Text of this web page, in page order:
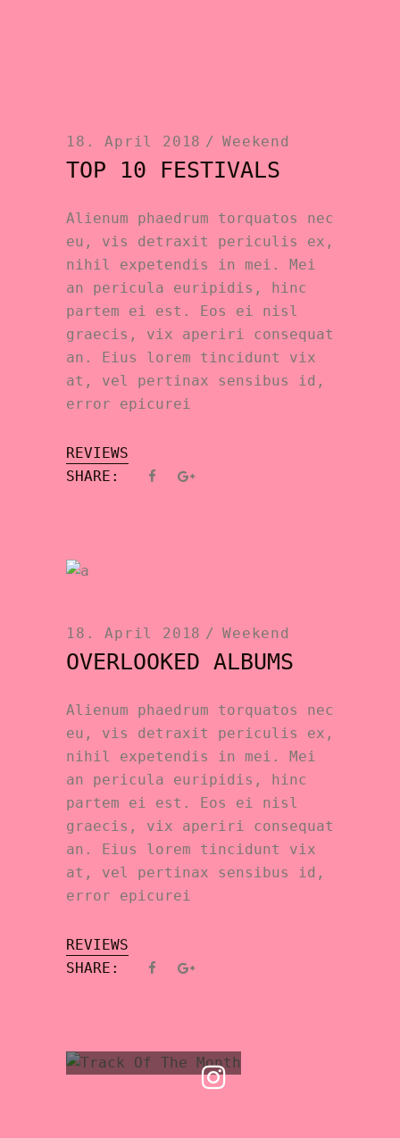
18. April 2018 Weekend
TOP 10 FESTIVALS
Alienum phaedrum torquatos nec
eu, vis detraxit periculis ex,
nihil expetendis in mei. Mei
an pericula euripidis, hinc
partem ei est. Eos ei nisl
graecis, vix aperiri consequat
an. Eius lorem tincidunt vix
at, vel pertinax sensibus id,
error epicurei
REVIEWS
SHARE:
18. April 2018 Weekend
OVERLOOKED ALBUMS
Alienum phaedrum torquatos nec
eu, vis detraxit periculis ex,
nihil expetendis in mei. Mei
an pericula euripidis, hinc
partem ei est. Eos ei nisl
graecis, vix aperiri consequat
an. Eius lorem tincidunt vix
at, vel pertinax sensibus id,
error epicurei
REVIEWS
SHARE: